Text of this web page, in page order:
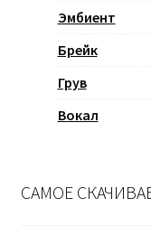
Эмбиент
Брейк
Грув
Вокал
САМОЕ